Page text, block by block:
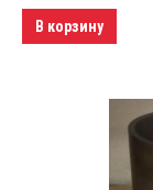
В корзину